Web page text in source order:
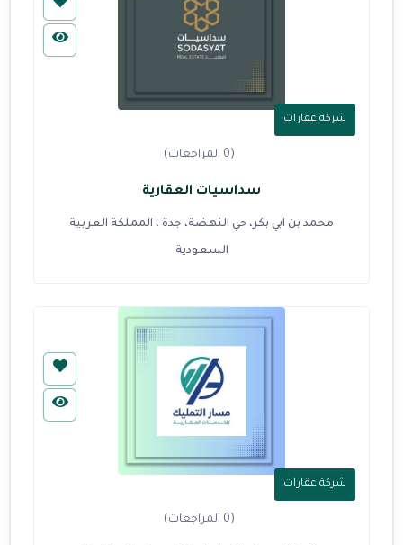
شركة عقارات
(0 المراجعات)
سداسيات العقارية
محمد بن ابي بكر، حي النهضة، جدة ، المملكة العربية
السعودية
شركة عقارات
(0 المراجعات)